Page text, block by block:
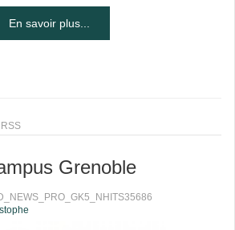
En savoir plus...
Grenoble